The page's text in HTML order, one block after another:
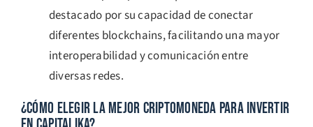
destacado por su capacidad de conectar
diferentes blockchains, facilitando una mayor
interoperabilidad y comunicación entre
diversas redes.
¿CÓMO ELEGIR LA MEJOR CRIPTOMONEDA PARA INVERTIR